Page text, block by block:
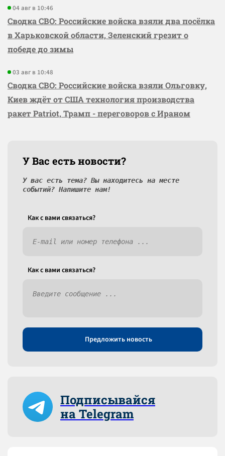
04 авг в 10:46
Сводка СВО: Российские войска взяли два посёлка
в Харьковской области, Зеленский грезит о
победе до зимы
03 авг в 10:48
Сводка СВО: Российские войска взяли Ольговку,
Киев ждёт от США технология производства
ракет Patriot, Трамп - переговоров с Ираном
У Вас есть новости?
У вас есть тема? Вы находитесь на месте
событий? Напишите нам!
Как c вами связаться?
Как c вами связаться?
Предложить новость
Подписывайся
на Telegram